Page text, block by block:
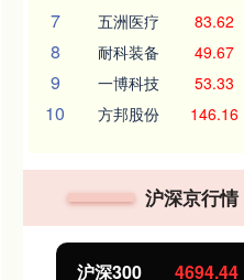
7 五洲医疗 83.62
8 耐科装备 49.67
9 一博科技 53.33
10 方邦股份 146.16
沪深京行
0.93% 北